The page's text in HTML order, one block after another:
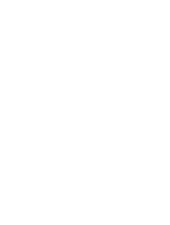
정
풍부한 판매자 세부 사항을 표시
션 내역에 유용한 컨텍스트를 추가
래 보강 제공자 결정
하여 보강 자격이 있는 트랜잭션
식 집합을 정의합니다.